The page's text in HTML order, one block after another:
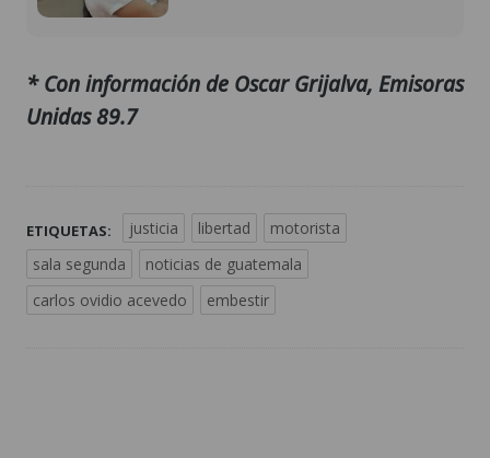
* Con información de Oscar Grijalva, Emisoras
Unidas 89.7
ETIQUETAS: justicia libertad
motorista
sala segunda
noticias de guatemala
carlos ovidio acevedo
embestir